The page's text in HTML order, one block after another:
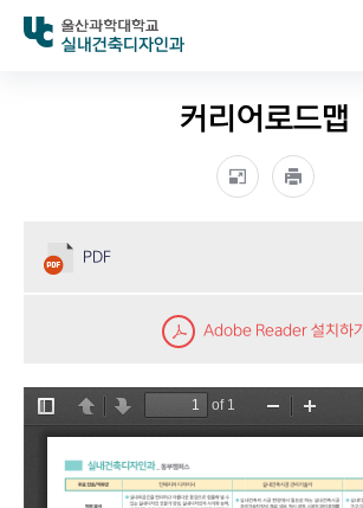
실내건축디자인과
커리어로드맵
PDF
Adobe Reader 설치하기